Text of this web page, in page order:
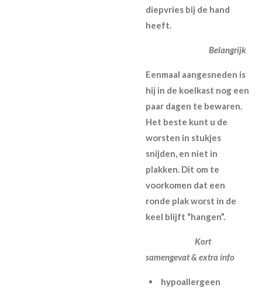
diepvries bij de hand
heeft.
Belangrijk
Eenmaal aangesneden is
hij in de koelkast nog een
paar dagen te bewaren.
Het beste kunt u de
worsten in stukjes
snijden, en niet in
plakken. Dit om te
voorkomen dat een
ronde plak worst in de
keel blijft “hangen”.
Kort
samengevat & extra info
hypoallergeen